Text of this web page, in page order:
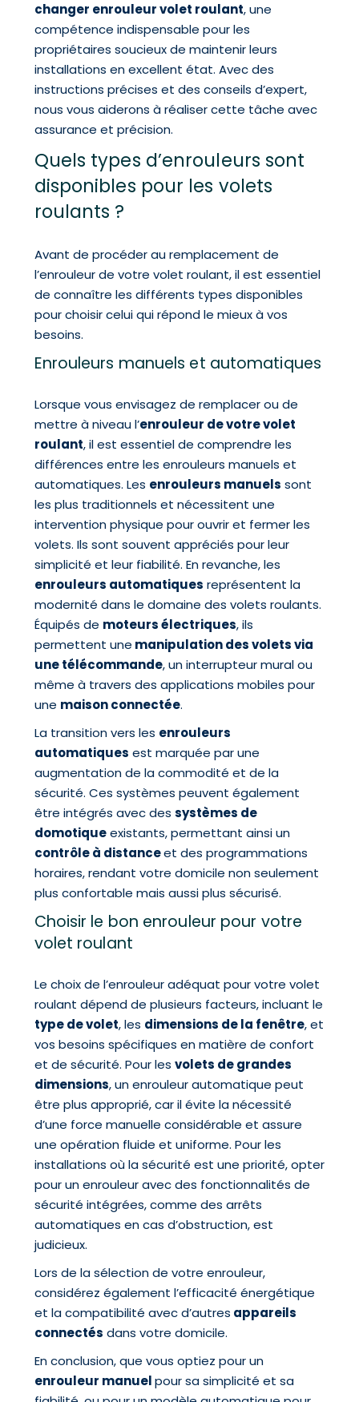
changer enrouleur volet roulant, une
compétence indispensable pour les
propriétaires soucieux de maintenir leurs
installations en excellent état. Avec des
instructions précises et des conseils d’expert,
nous vous aiderons à réaliser cette tâche avec
assurance et précision.
Quels types d’enrouleurs sont
disponibles pour les volets
roulants ?
Avant de procéder au remplacement de
l’enrouleur de votre volet roulant, il est essentiel
de connaître les différents types disponibles
pour choisir celui qui répond le mieux à vos
besoins.
Enrouleurs manuels et automatiques
Lorsque vous envisagez de remplacer ou de
mettre à niveau l’enrouleur de votre volet
roulant, il est essentiel de comprendre les
différences entre les enrouleurs manuels et
automatiques. Les enrouleurs manuels sont
les plus traditionnels et nécessitent une
intervention physique pour ouvrir et fermer les
volets. Ils sont souvent appréciés pour leur
simplicité et leur fiabilité. En revanche, les
enrouleurs automatiques représentent la
modernité dans le domaine des volets roulants.
Équipés de moteurs électriques, ils
permettent une manipulation des volets via
une télécommande, un interrupteur mural ou
même à travers des applications mobiles pour
une maison connectée.
La transition vers les enrouleurs
automatiques est marquée par une
augmentation de la commodité et de la
sécurité. Ces systèmes peuvent également
être intégrés avec des systèmes de
domotiqueexistants, permettant ainsi un
contrôle à distanceet des programmations
horaires, rendant votre domicile non seulement
plus confortable mais aussi plus sécurisé.
Choisir le bon enrouleur pour votre
volet roulant
Le choix de l’enrouleur adéquat pour votre volet
roulant dépend de plusieurs facteurs, incluant le
type de volet, les dimensions de la fenêtre, et
vos besoins spécifiques en matière de confort
et de sécurité. Pour les volets de grandes
dimensions, un enrouleur automatique peut
être plus approprié, car il évite la nécessité
d’une force manuelle considérable et assure
une opération fluide et uniforme. Pour les
installations où la sécurité est une priorité, opter
pour un enrouleur avec des fonctionnalités de
sécurité intégrées, comme des arrêts
automatiques en cas d’obstruction, est
judicieux.
Lors de la sélection de votre enrouleur,
considérez également l’efficacité énergétique
et la compatibilité avec d’autres appareils
connectés dans votre domicile.
En conclusion, que vous optiez pour un
enrouleur manuelpour sa simplicité et sa